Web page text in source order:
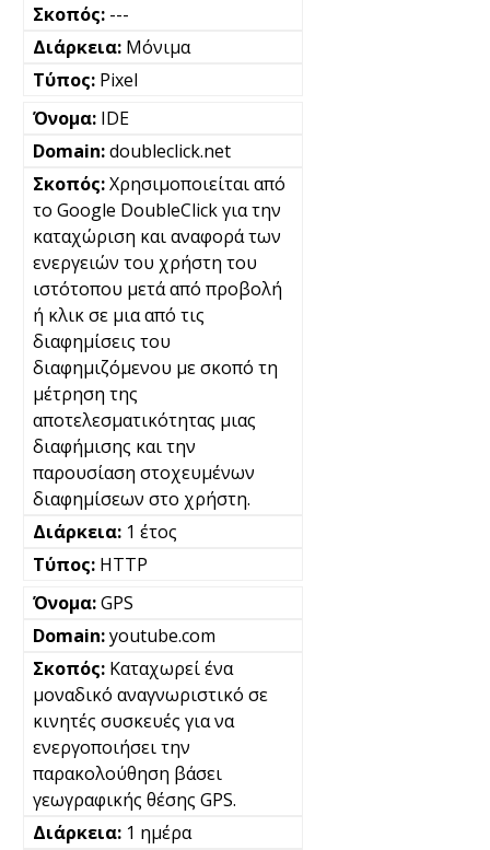
---
Μόνιμα
Pixel
IDE
doubleclick.net
Χρησιμοποιείται από
το Google DoubleClick για την
καταχώριση και αναφορά των
ενεργειών του χρήστη του
ιστότοπου μετά από προβολή
ή κλικ σε μια από τις
διαφημίσεις του
διαφημιζόμενου με σκοπό τη
μέτρηση της
αποτελεσματικότητας μιας
διαφήμισης και την
παρουσίαση στοχευμένων
διαφημίσεων στο χρήστη.
1 έτος
HTTP
GPS
youtube.com
Καταχωρεί ένα
μοναδικό αναγνωριστικό σε
κινητές συσκευές για να
ενεργοποιήσει την
παρακολούθηση βάσει
γεωγραφικής θέσης GPS.
1 ημέρα